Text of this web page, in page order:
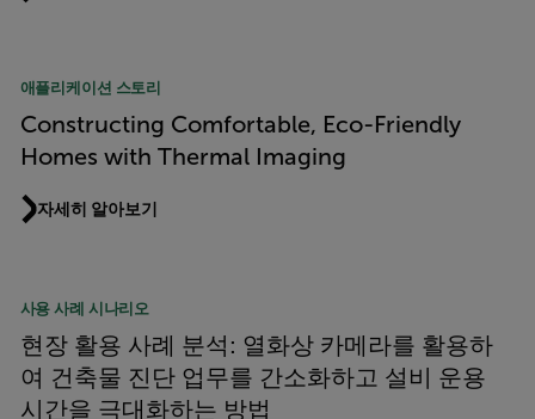
애플리케이션 스토리
Constructing Comfortable, Eco-Friendly
Homes with Thermal Imaging
자세히 알아보기
사용 사례 시나리오
현장 활용 사례 분석: 열화상 카메라를 활용하
여 건축물 진단 업무를 간소화하고 설비 운용
시간을 극대화하는 방법